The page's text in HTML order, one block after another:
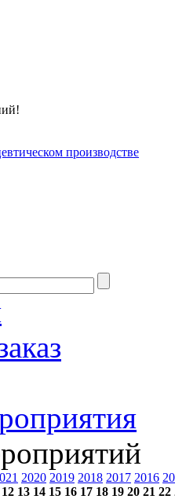
2020 2019 2018 2017 2016
12 13 14 15 16 17 18 19 20 21 22